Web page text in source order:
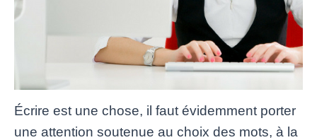
Écrire est une chose, il faut évidemment porter
une attention soutenue au choix des mots, à la